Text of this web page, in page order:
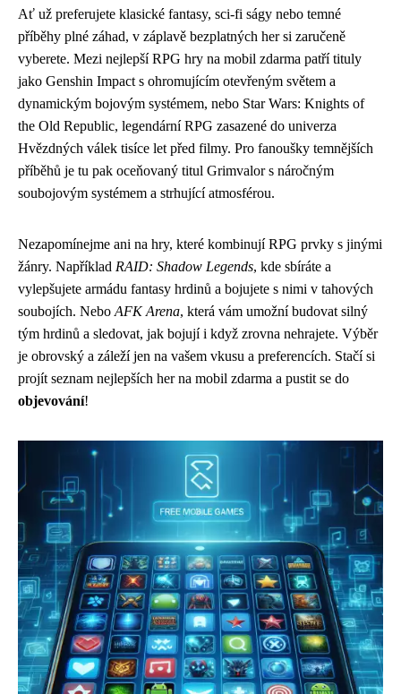
Ať už preferujete klasické fantasy, sci-fi ságy nebo temné
příběhy plné záhad, v záplavě bezplatných her si zaručeně
vyberete. Mezi nejlepší RPG hry na mobil zdarma patří tituly
jako Genshin Impact s ohromujícím otevřeným světem a
dynamickým bojovým systémem, nebo Star Wars: Knights of
the Old Republic, legendární RPG zasazené do univerza
Hvězdných válek tisíce let před filmy. Pro fanoušky temnějších
příběhů je tu pak oceňovaný titul Grimvalor s náročným
soubojovým systémem a strhující atmosférou.
Nezapomínejme ani na hry, které kombinují RPG prvky s jinými
žánry. Například RAID: Shadow Legends, kde sbíráte a
vylepšujete armádu fantasy hrdinů a bojujete s nimi v tahových
soubojích. Nebo AFK Arena, která vám umožní budovat silný
tým hrdinů a sledovat, jak bojují i když zrovna nehrajete. Výběr
je obrovský a záleží jen na vašem vkusu a preferencích. Stačí si
projít seznam nejlepších her na mobil zdarma a pustit se do
objevování!